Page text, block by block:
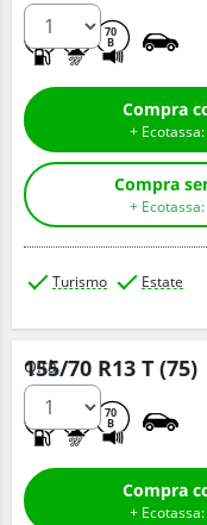
70
B
Turismo Estate
155/70 R13 T (75)
70
B
Q.tà